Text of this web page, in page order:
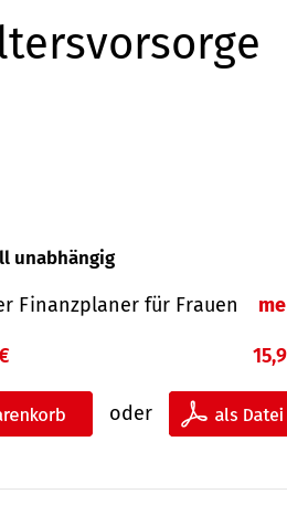
E-
unabhängig
Finanzplaner für Frauen
oder